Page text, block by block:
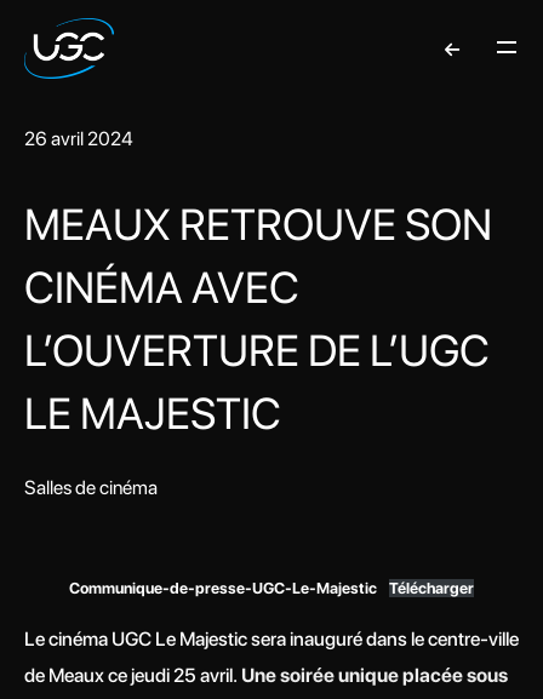
26 avril 2024
MEAUX RETROUVE SON
CINÉMA AVEC
L’OUVERTURE DE L’UGC
LE MAJESTIC
Salles de cinéma
Communique-de-presse-UGC-Le-Majestic Télécharger
Le cinéma UGC Le Majestic sera inauguré dans le centre-ville
de Meaux ce jeudi 25 avril. Une soirée unique placée sous